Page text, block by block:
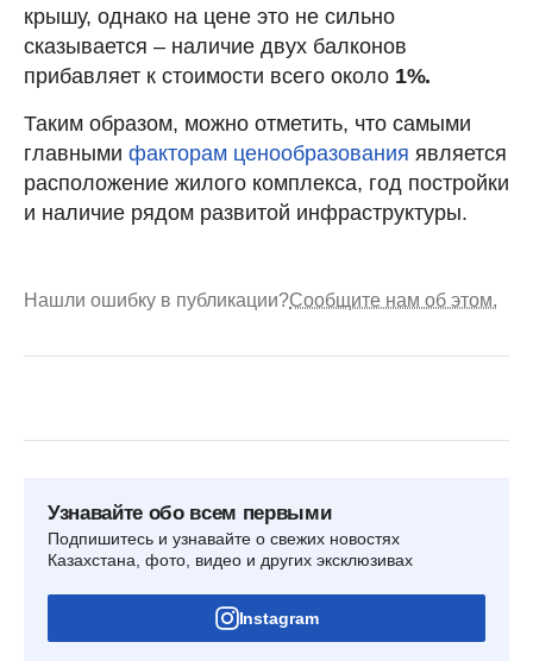
крышу, однако на цене это не сильно
сказывается – наличие двух балконов
прибавляет к стоимости всего около 1%.
Таким образом, можно отметить, что самыми
главными факторам ценообразования является
расположение жилого комплекса, год постройки
и наличие рядом развитой инфраструктуры.
Нашли ошибку в публикации?Сообщите нам об этом.
Узнавайте обо всем первыми
Подпишитесь и узнавайте о свежих новостях
Казахстана, фото, видео и других эксклюзивах
Instagram